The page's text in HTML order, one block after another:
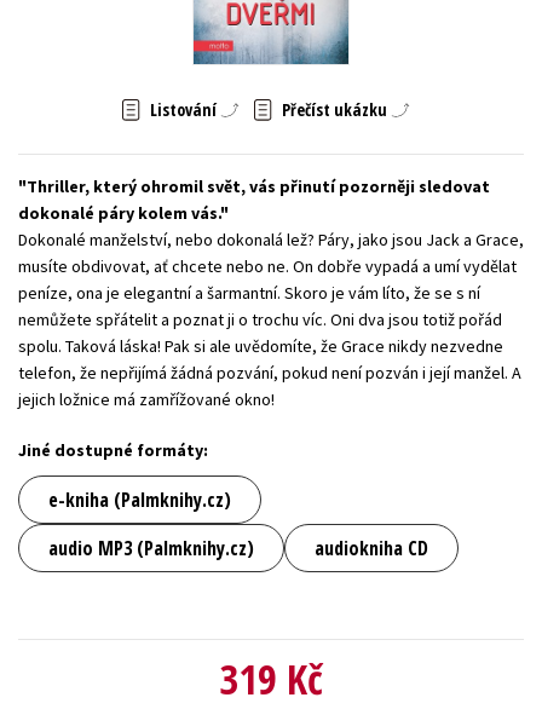
Zahraniční literatura
Listování Přečíst ukázku
Thriller, který ohromil svět, vás přinutí pozorněji sledovat
dokonalé páry kolem vás.
Dokonalé manželství, nebo dokonalá lež? Páry, jako jsou Jack a Grace,
musíte obdivovat, ať chcete nebo ne. On dobře vypadá a umí vydělat
peníze, ona je elegantní a šarmantní. Skoro je vám líto, že se s ní
nemůžete spřátelit a poznat ji o trochu víc. Oni dva jsou totiž pořád
spolu. Taková láska! Pak si ale uvědomíte, že Grace nikdy nezvedne
telefon, že nepřijímá žádná pozvání, pokud není pozván i její manžel. A
jejich ložnice má zamřížované okno!
Jiné dostupné formáty:
e-kniha (Palmknihy.cz)
audio MP3 (Palmknihy.cz)
audiokniha CD
319 Kč